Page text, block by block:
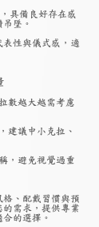
具備良好存在感
墜。
性與儀式感，適
數越大越需考慮
建議中小克拉、
，避免視覺過重
、配戴習慣與預
需求，提供專業
的選擇。